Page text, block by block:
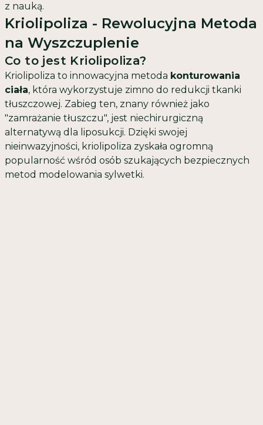
z nauką.
Kriolipoliza - Rewolucyjna Metoda
na Wyszczuplenie
Co to jest Kriolipoliza?
Kriolipoliza to innowacyjna metoda konturowania
ciała, która wykorzystuje zimno do redukcji tkanki
tłuszczowej. Zabieg ten, znany również jako
"zamrażanie tłuszczu", jest niechirurgiczną
alternatywą dla liposukcji. Dzięki swojej
nieinwazyjności, kriolipoliza zyskała ogromną
popularność wśród osób szukających bezpiecznych
metod modelowania sylwetki.